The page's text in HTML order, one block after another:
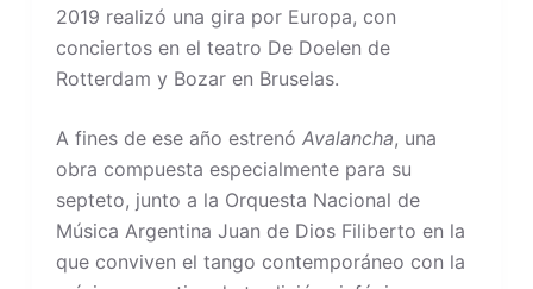
2019 realizó una gira por Europa, con
conciertos en el teatro De Doelen de
Rotterdam y Bozar en Bruselas.
A fines de ese año estrenó Avalancha, una
obra compuesta especialmente para su
septeto, junto a la Orquesta Nacional de
Música Argentina Juan de Dios Filiberto en la
que conviven el tango contemporáneo con la